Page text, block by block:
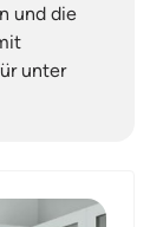
und die
unter